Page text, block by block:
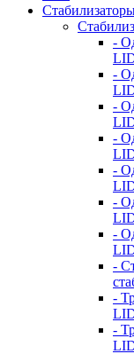
-
-
-
-
-
-
-
-
-
-